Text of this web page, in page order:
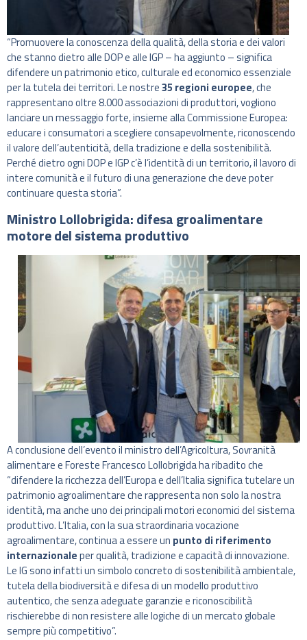
“Promuovere la conoscenza della qualità, della storia e dei valori
che stanno dietro alle DOP e alle IGP – ha aggiunto – significa
difendere un patrimonio etico, culturale ed economico essenziale
per la tutela dei territori. Le nostre35 regioni europee, che
rappresentano oltre 8.000 associazioni di produttori, vogliono
lanciare un messaggio forte, insieme alla Commissione Europea:
educare i consumatori a scegliere consapevolmente, riconoscendo
il valore dell’autenticità, della tradizione e della sostenibilità.
Perché dietro ogni DOP e IGP c’è l’identità di un territorio, il lavoro di
intere comunità e il futuro di una generazione che deve poter
continuare questa storia”.
Ministro Lollobrigida: difesa groalimentare
motore del sistema produttivo
A conclusione dell’evento il ministro dell’Agricoltura, Sovranità
alimentare e Foreste Francesco Lollobrigida ha ribadito che
“difendere la ricchezza dell’Europa e dell’Italia significa tutelare un
patrimonio agroalimentare che rappresenta non solo la nostra
identità, ma anche uno dei principali motori economici del sistema
produttivo. L’Italia, con la sua straordinaria vocazione
agroalimentare, continua a essere un punto di riferimento
internazionaleper qualità, tradizione e capacità di innovazione.
Le IG sono infatti un simbolo concreto di sostenibilità ambientale,
tutela della biodiversità e difesa di un modello produttivo
autentico, che senza adeguate garanzie e riconoscibilità
rischierebbe di non resistere alle logiche di un mercato globale
sempre più competitivo”.